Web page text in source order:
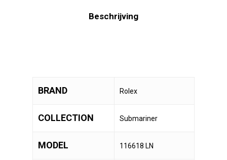
Beschrijving
BRAND Rolex
COLLECTION Submariner
MODEL 116618 LN